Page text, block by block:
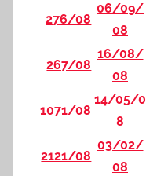
276/08
06/09/
08
267/08
16/08/
08
1071/08
14/05/0
8
2121/08
03/02/
08